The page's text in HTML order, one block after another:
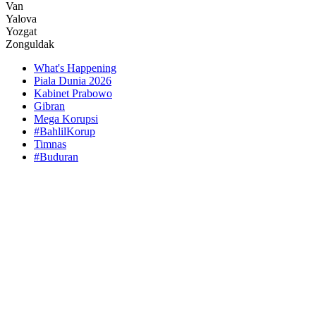
Van
Yalova
Yozgat
Zonguldak
What's Happening
Piala Dunia 2026
Kabinet Prabowo
Gibran
Mega Korupsi
#BahlilKorup
Timnas
#Buduran